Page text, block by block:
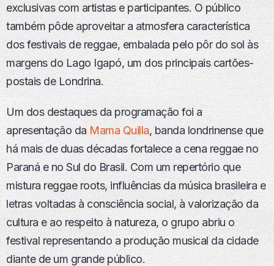
exclusivas com artistas e participantes. O público
também pôde aproveitar a atmosfera característica
dos festivais de reggae, embalada pelo pôr do sol às
margens do Lago Igapó, um dos principais cartões-
postais de Londrina.
Um dos destaques da programação foi a
apresentação da Mama Quilla, banda londrinense que
há mais de duas décadas fortalece a cena reggae no
Paraná e no Sul do Brasil. Com um repertório que
mistura reggae roots, influências da música brasileira e
letras voltadas à consciência social, à valorização da
cultura e ao respeito à natureza, o grupo abriu o
festival representando a produção musical da cidade
diante de um grande público.